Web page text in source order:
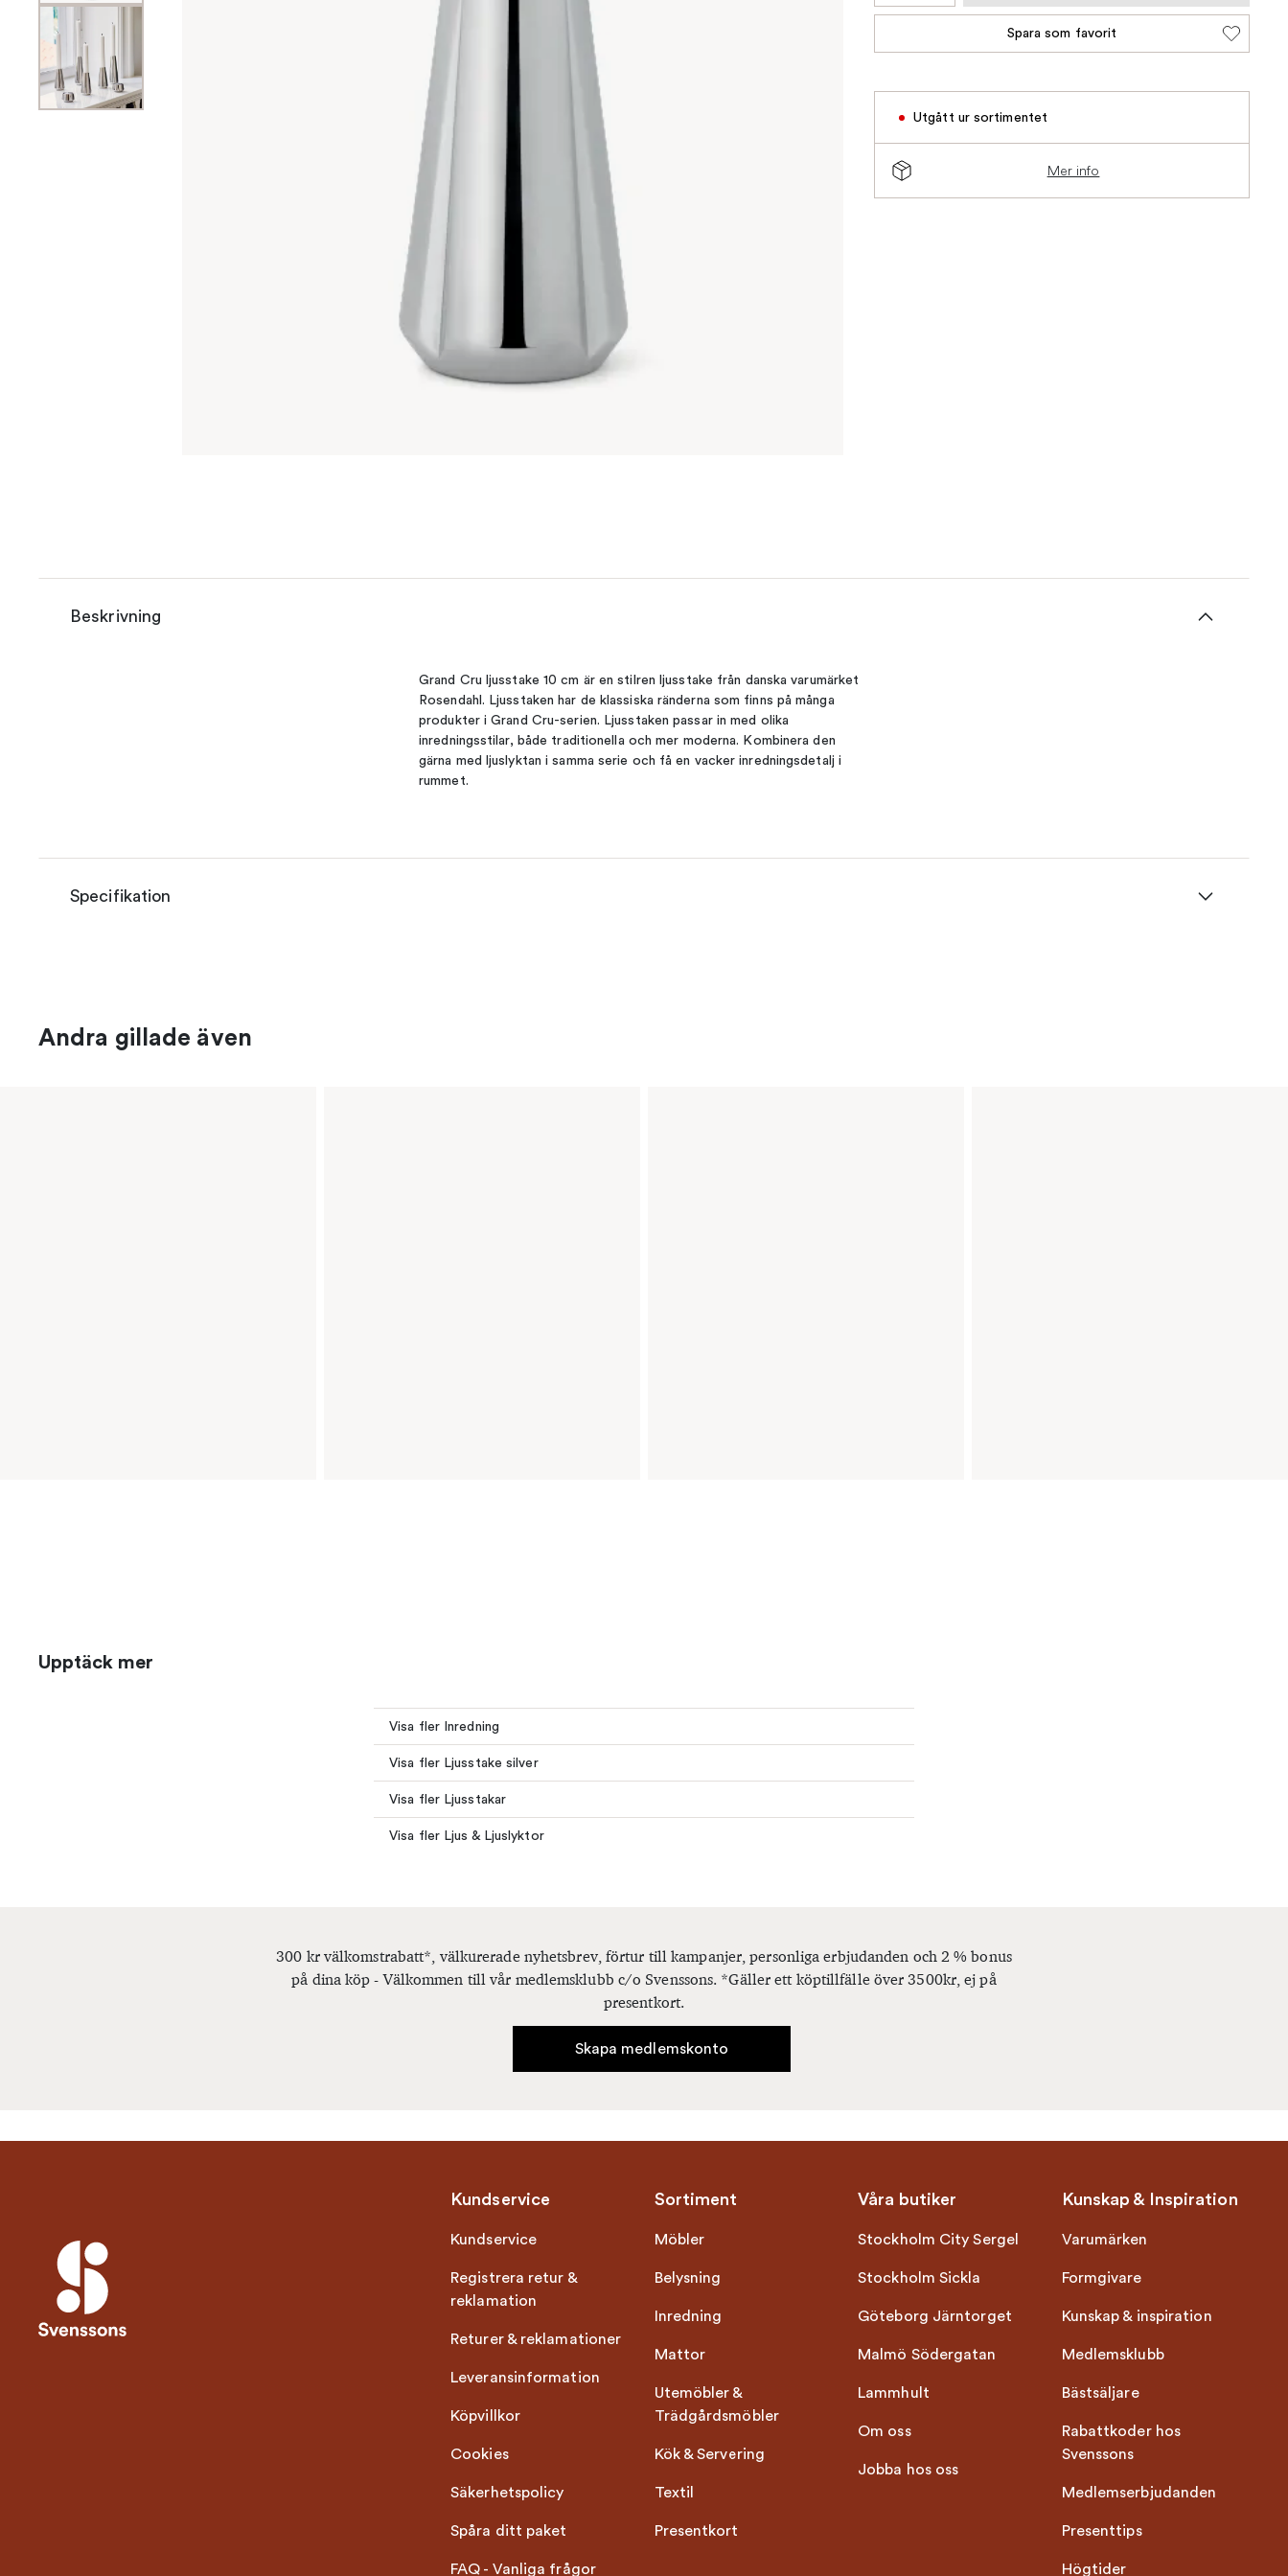
Spara som favorit
Utgått ur sortimentet
Mer info
Beskrivning
Grand Cru ljusstake 10 cm är en stilren ljusstake från danska varumärket
Rosendahl. Ljusstaken har de klassiska ränderna som finns på många
produkter i Grand Cru-serien. Ljusstaken passar in med olika
inredningsstilar, både traditionella och mer moderna. Kombinera den
gärna med ljuslyktan i samma serie och få en vacker inredningsdetalj i
rummet.
Specifikation
Andra gillade även
Upptäck mer
Visa fler Inredning
Visa fler Ljusstake silver
Visa fler Ljusstakar
Visa fler Ljus & Ljuslyktor
300 kr välkomstrabatt*, välkurerade nyhetsbrev, förtur till kampanjer, personliga erbjudanden och 2 % bonus
på dina köp - Välkommen till vår medlemsklubb c/o Svenssons. *Gäller ett köptillfälle över 3500kr, ej på
presentkort.
Skapa medlemskonto
Kundservice
Kundservice
Registrera retur &
reklamation
Returer & reklamationer
Leveransinformation
Köpvillkor
Cookies
Säkerhetspolicy
Spåra ditt paket
FAQ - Vanliga frågor
Sortiment
Möbler
Belysning
Inredning
Mattor
Utemöbler &
Trädgårdsmöbler
Kök & Servering
Textil
Presentkort
Våra butiker
Stockholm City Sergel
Stockholm Sickla
Göteborg Järntorget
Malmö Södergatan
Lammhult
Om oss
Jobba hos oss
Kunskap & Inspiration
Varumärken
Formgivare
Kunskap & inspiration
Medlemsklubb
Bästsäljare
Rabattkoder hos
Svenssons
Medlemserbjudanden
Presenttips
Högtider